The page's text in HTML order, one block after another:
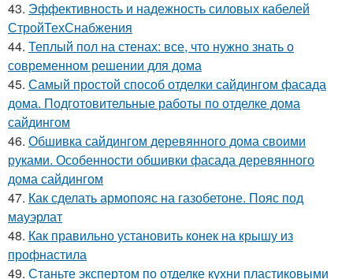
43. Эффективность и надежность силовых кабелей
СтройТехСнабжения
44. Теплый пол на стенах: все, что нужно знать о
современном решении для дома
45. Самый простой способ отделки сайдингом фасада
дома. Подготовительные работы по отделке дома
сайдингом
46. Обшивка сайдингом деревянного дома своими
руками. Особенности обшивки фасада деревянного
дома сайдингом
47. Как сделать армопояс на газобетоне. Пояс под
мауэрлат
48. Как правильно установить конек на крышу из
профнастила
49. Станьте экспертом по отделке кухни пластиковыми